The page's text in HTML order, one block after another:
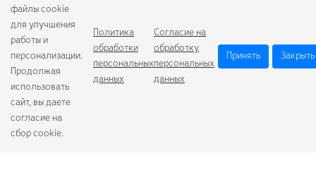
файлы cookie
для улучшения
работы и
персонализации.
Продолжая
использовать
сайт, вы даете
согласие на
сбор cookie.
Политика
обработки
персональных
данных
Согласие на
обработку
персональных
данных
Принять Закрыть